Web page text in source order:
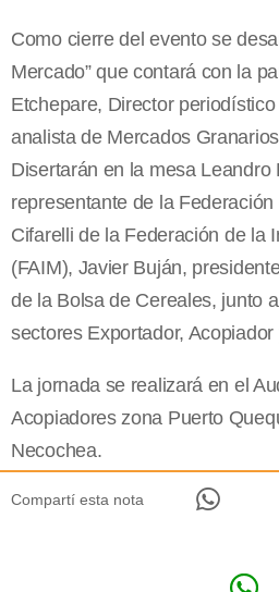
Como cierre del evento se
Mercado” que contará con la
Etchepare, Director
analista de Mercados
Disertarán en la mesa Leandro
representante de la
Cifarelli de la Federación de la
(FAIM), Javier Buján,
de la Bolsa de Cereales, junto
sectores Exportador, Acopiador
La jornada se realizará en el
Acopiadores zona Puerto
Necochea.
Compartí esta nota